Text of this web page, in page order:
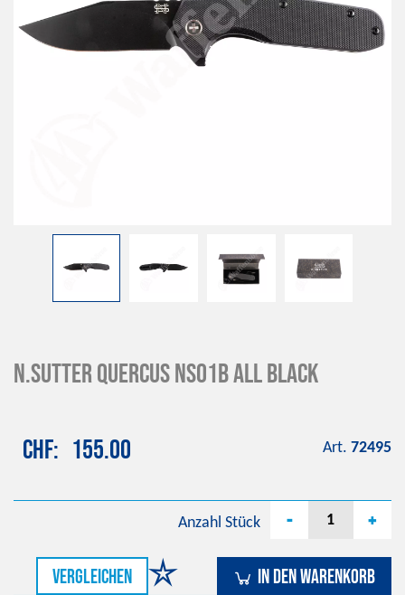
N.Sutter Quercus NS01B All Black
CHF 155.00 Art. 72495
vergleichen
Anzahl Stück - +
In den Warenkorb